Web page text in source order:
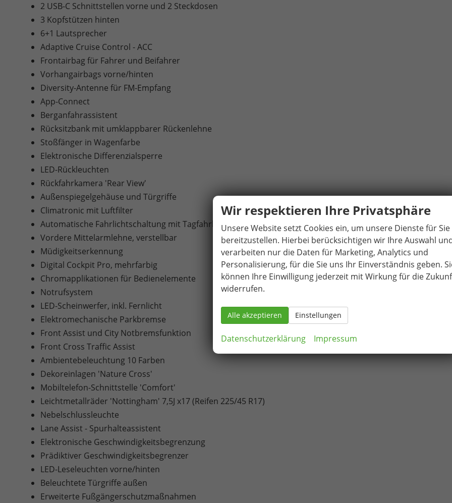
2 USB-C Schnittstellen vorne und 2 Steckdosen
3 Kopfstützen hinten
6+1 Lautsprecher
Adaptive Cruise Control - ACC
Frontairbag für Fahrer und Beifahrer
Vorhangairbags vorne/hinten
Diversity-Antenne für FM-Empfang
App-Connect
Berganfahrassistent
Rücksitzbank mit umklappbarer Rückenlehne
Stoßfänger in Wagenfarbe
Elektronische Differenzialsperre
LED-Rückleuchten
Rückfahrkamera 'Rear View'
Außenspiegelgehäuse und Türgriffe
Climatronic mit Luftfilter
Automatische Fahrlichtschaltung mit Tagfahrlicht
Vordere Mittelarmlehne, verstellbar
Müdigkeitserkennung
Digital Cockpit Pro, mehrfarbig
Chromapplikationen für Bedienelemente
Notrufsystem
LED-Scheinwerfer, inkl. Fernlicht
Elektromechanische Parkbremse
Front Assist und City Notbremsfunktion
Front Cross Traffic Assist
Ambientebeleuchtung 10 Farben
Dekoreinlagen 'Nature Cross'
Mobiltelefon-Schnittstelle 'Comfort'
Leichtmetallräder 'Nottingham' 7,5J x17 (Reifen 225/45 R17)
Nebelschlussleuchte
Lane Assist - Spurhalteassistent
Elektronische Geschwindigkeitsbegrenzung
Prädiktiver Geschwindigkeitsbegrenzer
LED-Leseleuchten vorne/hinten
Beleuchtete Türgriffe außen
Erweiterte Fußgängerschutzmaßnahmen
Wir respektieren Ihre Privatsphäre
Unsere Website setzt Cookies ein, um unsere Dienste für Sie
bereitzustellen. Hierbei berücksichtigen wir Ihre Auswahl
verarbeiten nur die Daten für Marketing, Analytics und
Personalisierung, für die Sie uns Ihr Einverständnis geben.
können Ihre Einwilligung jederzeit mit Wirkung für die
widerrufen.
Alle akzeptieren Einstellungen
Datenschutzerklärung Impressum